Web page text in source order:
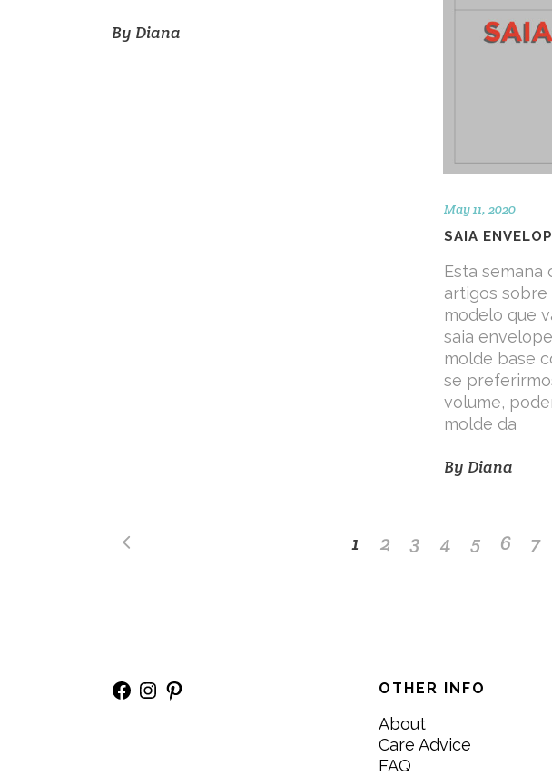
By Diana
May 11, 2020
SAIA
Esta semana
artigos sobre
modelo que
saia
molde base
se
volume,
molde da
By Diana
1 2 3 4 5 6 7
Facebook
Instagram
Pinterest OTHER INFO
About
Care Advice
FAQ